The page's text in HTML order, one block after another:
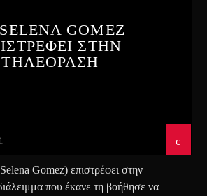
GOMEZ
ΣΤΗΝ
ΤΗΛΕΟΡΑΣΗ
Gomez) επιστρέφει στην
που έκανε τη βοήθησε να